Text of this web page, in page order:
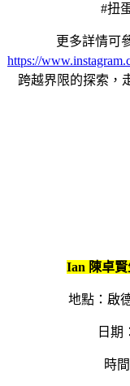
#扭
更多詳情可
https://
跨越界限的探索，
Ian 陳卓
地點：啟
日期
時